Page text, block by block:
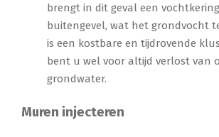
brengt in dit geval een
buitengevel, wat het grondvocht
is een kostbare en tijdrovende
bent u wel voor altijd verlost van
grondwater.
Muren injecteren